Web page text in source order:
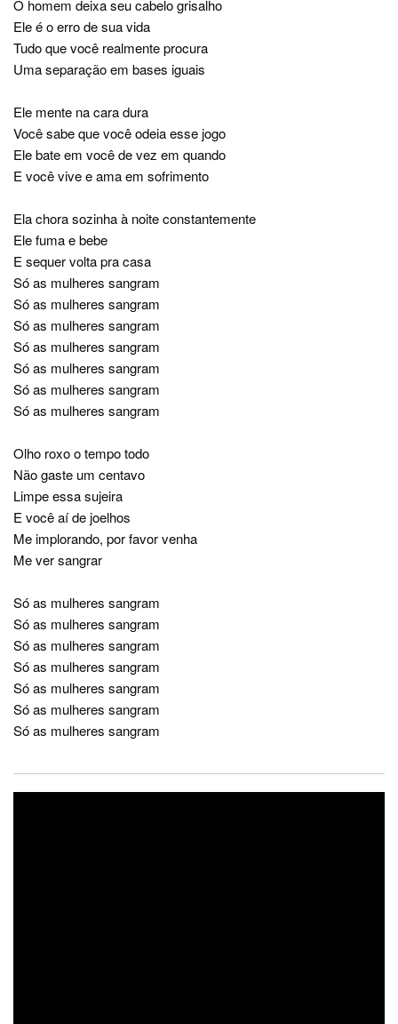
O homem deixa seu cabelo grisalho
Ele é o erro de sua vida
Tudo que você realmente procura
Uma separação em bases iguais
Ele mente na cara dura
Você sabe que você odeia esse jogo
Ele bate em você de vez em quando
E você vive e ama em sofrimento
Ela chora sozinha à noite constantemente
Ele fuma e bebe
E sequer volta pra casa
Só as mulheres sangram
Só as mulheres sangram
Só as mulheres sangram
Só as mulheres sangram
Só as mulheres sangram
Só as mulheres sangram
Só as mulheres sangram
Olho roxo o tempo todo
Não gaste um centavo
Limpe essa sujeira
E você aí de joelhos
Me implorando, por favor venha
Me ver sangrar
Só as mulheres sangram
Só as mulheres sangram
Só as mulheres sangram
Só as mulheres sangram
Só as mulheres sangram
Só as mulheres sangram
Só as mulheres sangram